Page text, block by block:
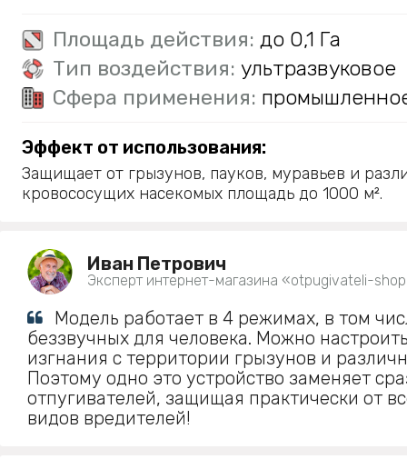
Площадь действия: до 0,1 Га
Тип воздействия: ультразвуковое
Сфера применения:
Эффект от использования:
Защищает от грызунов, пауков, муравьев и
кровососущих насекомых площадь до 1000 м².
Иван Петрович
Эксперт интернет-магазина «otpugivateli-
Модель работает в 4 режимах, в том
беззвучных для человека. Можно
изгнания с территории грызунов и
Поэтому одно это устройство заменяет
отпугивателей, защищая практически от
видов вредителей!